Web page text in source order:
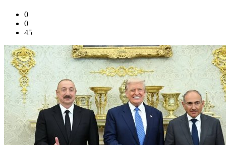
0
0
45